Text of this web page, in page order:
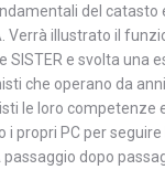
del catasto
Verrà illustrato il
SISTER e svolta una
che operano da
le loro competenze
propri PC per
dopo